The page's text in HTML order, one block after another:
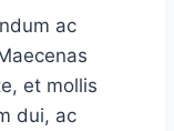
ac
et mollis
dui, ac